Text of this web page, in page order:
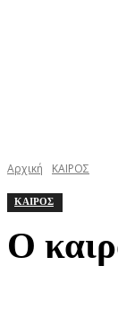
Αρχική ΚΑΙΡΟΣ
ΚΑΙΡΟΣ
Ο